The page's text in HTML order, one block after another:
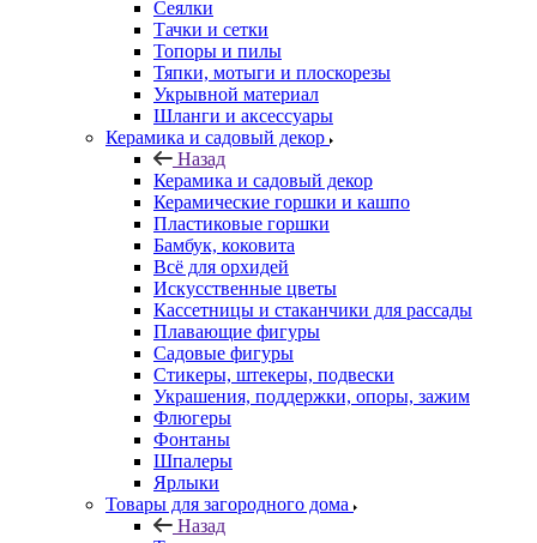
Сеялки
Тачки и сетки
Топоры и пилы
Тяпки, мотыги и плоскорезы
Укрывной материал
Шланги и аксессуары
Керамика и садовый декор
Назад
Керамика и садовый декор
Керамические горшки и кашпо
Пластиковые горшки
Бамбук, коковита
Всё для орхидей
Искусственные цветы
Кассетницы и стаканчики для рассады
Плавающие фигуры
Садовые фигуры
Стикеры, штекеры, подвески
Украшения, поддержки, опоры, зажим
Флюгеры
Фонтаны
Шпалеры
Ярлыки
Товары для загородного дома
Назад